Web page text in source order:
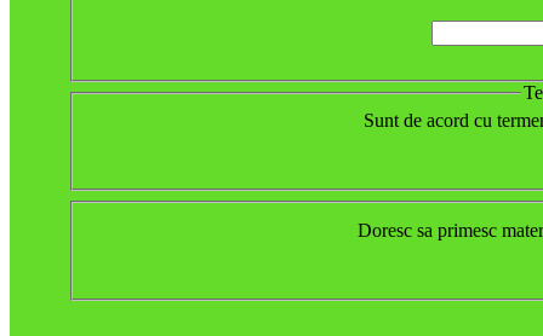
Sunt de acord cu
Doresc sa primesc